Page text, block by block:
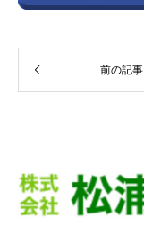
前の記事